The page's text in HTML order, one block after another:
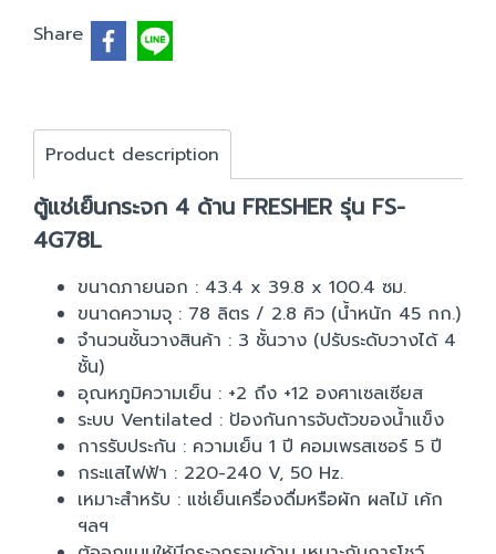
Share
Product description
ตู้แช่เย็นกระจก 4 ด้าน FRESHER รุ่น FS-
4G78L
ขนาดภายนอก : 43.4 x 39.8 x 100.4 ซม.
ขนาดความจุ : 78 ลิตร / 2.8 คิว (น้ำหนัก 45 กก.)
จำนวนชั้นวางสินค้า : 3 ชั้นวาง (ปรับระดับวางได้ 4
ชั้น)
อุณหภูมิความเย็น : +2 ถึง +12 องศาเซลเซียส
ระบบ Ventilated : ป้องกันการจับตัวของน้ำแข็ง
การรับประกัน : ความเย็น 1 ปี คอมเพรสเซอร์ 5 ปี
กระแสไฟฟ้า : 220-240 V, 50 Hz.
เหมาะสำหรับ : แช่เย็นเครื่องดื่มหรือผัก ผลไม้ เค้ก
ฯลฯ